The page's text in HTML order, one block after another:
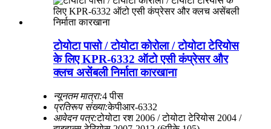
टोयोटा पासो / टोयोटा कोरोला / टोयोटा टेरियोस
के लिए KPR-6332 ऑटो एसी कंप्रेसर और
क्लच असेंबली निर्माता कारखाना
न्यूनतम मात्रा:4 पीस
प्रतिरूप संख्या:केपीआर-6332
आवेदन पत्र:टोयोटा रश 2006 / टोयोटा टेरियोस 2004 /